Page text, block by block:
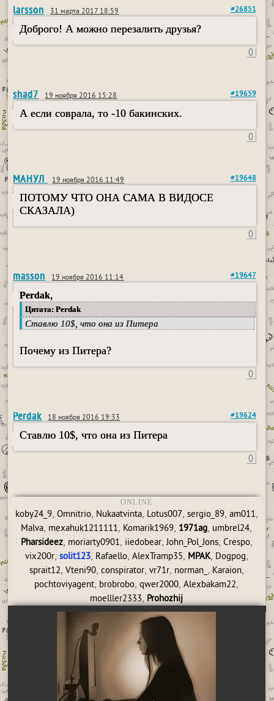
larsson 31 марта 2017 18:59 #26851
Доброго! А можно перезалить друзья?
0
shad7 19 ноября 2016 15:28 #19659
А если соврала, то -10 бакинских.
0
МАНУЛ 19 ноября 2016 11:49 #19648
ПОТОМУ ЧТО ОНА САМА В ВИДОСЕ
СКАЗАЛА)
0
masson 19 ноября 2016 11:14 #19647
Perdak,
Цитата: Perdak
Ставлю 10$, что она из Питера
Почему из Питера?
0
Perdak 18 ноября 2016 19:33 #19624
Ставлю 10$, что она из Питера
0
ONLINE
koby24_9, Omnitrio, Nukaatvinta, Lotus007, sergio_89, am011,
Malva, mexahuk1211111, Komarik1969, 1971ag, umbrel24,
Pharsideez, moriarty0901, iiedobear,John_Pol_Jons, Crespo,
vix200r, solit123, Rafaello, AlexTramp35, MPAK, Dogpog,
sprait12, Vteni90, conspirator, vr71r, norman_ , Karaion,
pochtoviyagent, brobrobo,qwer2000,Alexbakam22,
moelller2333, Prohozhij